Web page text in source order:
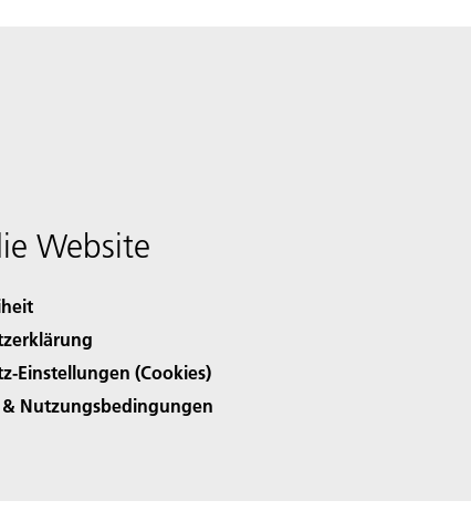
Website
Einstellungen (Cookies)
& Nutzungsbedingungen